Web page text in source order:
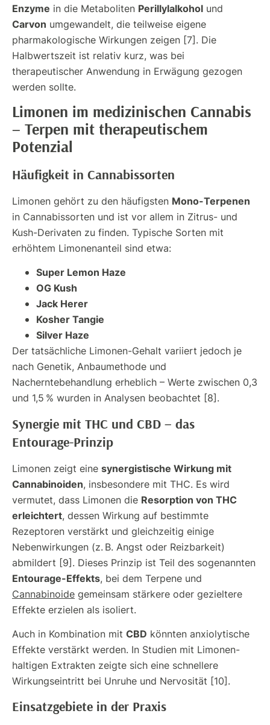
Enzyme in die Metaboliten Perillylalkohol und
Carvon umgewandelt, die teilweise eigene
pharmakologische Wirkungen zeigen [7]. Die
Halbwertszeit ist relativ kurz, was bei
therapeutischer Anwendung in Erwägung gezogen
werden sollte.
Limonen im medizinischen Cannabis
– Terpen mit therapeutischem
Potenzial
Häufigkeit in Cannabissorten
Limonen gehört zu den häufigsten Mono-Terpenen
in Cannabissorten und ist vor allem in Zitrus- und
Kush-Derivaten zu finden. Typische Sorten mit
erhöhtem Limonenanteil sind etwa:
Super Lemon Haze
OG Kush
Jack Herer
Kosher Tangie
Silver Haze
Der tatsächliche Limonen-Gehalt variiert jedoch je
nach Genetik, Anbaumethode und
Nacherntebehandlung erheblich – Werte zwischen 0,3
und 1,5 % wurden in Analysen beobachtet [8].
Synergie mit THC und CBD – das
Entourage-Prinzip
Limonen zeigt eine synergistische Wirkung mit
Cannabinoiden, insbesondere mit THC. Es wird
vermutet, dass Limonen die Resorption von THC
erleichtert, dessen Wirkung auf bestimmte
Rezeptoren verstärkt und gleichzeitig einige
Nebenwirkungen (z. B. Angst oder Reizbarkeit)
abmildert [9]. Dieses Prinzip ist Teil des sogenannten
Entourage-Effekts, bei dem Terpene und
Cannabinoide gemeinsam stärkere oder gezieltere
Effekte erzielen als isoliert.
Auch in Kombination mit CBD könnten anxiolytische
Effekte verstärkt werden. In Studien mit Limonen-
haltigen Extrakten zeigte sich eine schnellere
Wirkungseintritt bei Unruhe und Nervosität [10].
Einsatzgebiete in der Praxis